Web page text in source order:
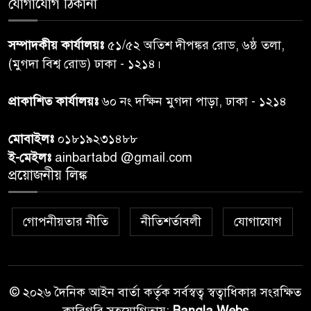
অনুশ্রীর, মিলল হারমোনিয়াম
উপহার
৭
২০ আগস্ট রাষ্ট্রপতি নির্বাচন,
বান্দরবান বিজিবি সেক্টর সদর দপ্তর
৯
বান্দরবানের লংলেই পাড়ায়
পাম্প উদ্বোধন
যোগাযোগ ঠিকানা
সম্পাদকীয় কার্যালয়ঃ ৫১/৫২ অতিশ দীপঙ্কর রোড, ৬ষ্ঠ তলা,
(মুগদা বিশ্ব রোড) ঢাকা - ১২১৪।
প্রাকাশিত কার্যালয়ঃ৬০ নং দক্ষিন মুগদা পাড়া, ঢাকা - ১২১৪
মোবাইলঃ ০১৮১৯২৩১৪৮৮
ই-মেইলঃ ainbartabd @gmail.com
প্রয়োজনীয় লিঙ্ক
গোপনীয়তার নীতি নীতিশর্তাবলী যোগাযোগ
© ২০২৬ দৈনিক আইন বার্তা কর্তৃক সর্বস্বত্ব স্বত্বাধিকার সংরক্ষিত